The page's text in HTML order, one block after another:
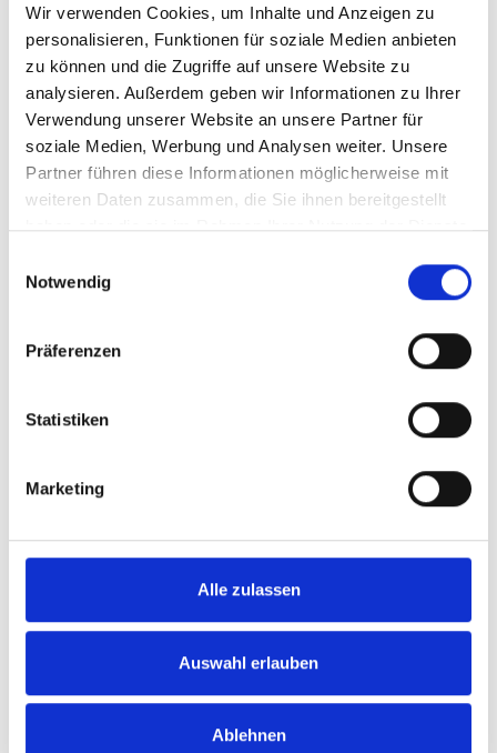
Wir verwenden Cookies, um Inhalte und Anzeigen zu
personalisieren, Funktionen für soziale Medien anbieten
zu können und die Zugriffe auf unsere Website zu
analysieren. Außerdem geben wir Informationen zu Ihrer
Verwendung unserer Website an unsere Partner für
soziale Medien, Werbung und Analysen weiter. Unsere
Partner führen diese Informationen möglicherweise mit
weiteren Daten zusammen, die Sie ihnen bereitgestellt
haben oder die sie im Rahmen Ihrer Nutzung der Dienste
Notwendig
Präferenzen
Statistiken
Marketing
Alle zulassen
Auswahl erlauben
Ablehnen
Das Social Media Team der TERRA
WORTMANN OPEN erzielte Rekordzahlen.
Die erfolgreichste Social-Media-Performance
in der Geschichte von den TERRA
WORTMANN OPEN verzeichnet ein
Rekordwachstum an Followern sowie
herausragende Zahlen an Engagement und
Interaktionen auf allen Social-Media-
Plattformen. Während des Turniers konnten
die TERRA WORTMANN OPEN auf Instagram
einen Follower-Zuwachs von 16.118 auf 50.547
verzeichnen. Insgesamt erreichten Inhalte auf
Instagram) 19,3 Millionen Views. Auf allen
und Stories veröffentlicht, darunter
Turnier selbst sowie spielerbezogene Inhalte.
Auch auf TikTok erzielte der Kanal im ersten
Die TERRA WORTMANN OPEN zählen seit
mehr als drei Jahrzehnten zu den
traditionsreichsten und beliebtesten